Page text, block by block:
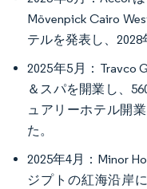
Mövenpick Cairo
テルを発表し、2028
2025年5月：Travco
＆スパを開業し、
ュアリーホテル開
た。
2025年4月：Minor
ジプトの紅海沿岸